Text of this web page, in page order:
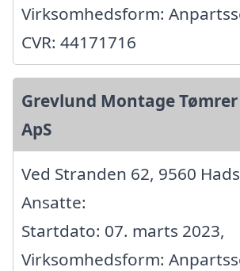
Virksomhedsform:
CVR: 44171716
Grevlund Montage
ApS
Ved Stranden 62, 9560
Ansatte:
Startdato: 07. marts 2023,
Virksomhedsform: